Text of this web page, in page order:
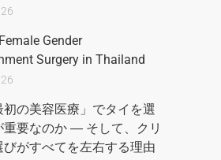
Gender
Surgery in Thailand
初の美容医療」でタイを選
重要なのか ― そして、クリ
びがすべてを左右する理由